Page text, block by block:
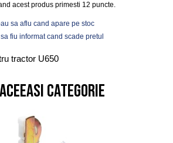
acest produs primesti 12 puncte.
sa aflu cand apare pe stoc
fiu informat cand scade pretul
tractor U650
categorie